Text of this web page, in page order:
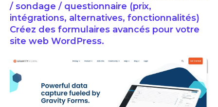
/ sondage / questionnaire (prix,
intégrations, alternatives, fonctionnalités)
Créez des formulaires avancés pour votre
site web WordPress.